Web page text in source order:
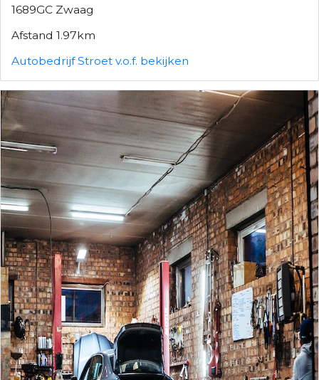
1689GC Zwaag
Afstand 1.97km
Autobedrijf Stroet v.o.f. bekijken